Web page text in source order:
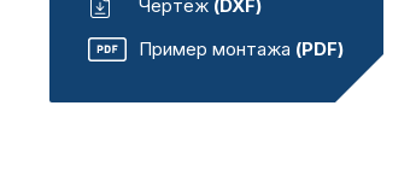
Чертёж (DXF)
Пример монтажа (PDF)